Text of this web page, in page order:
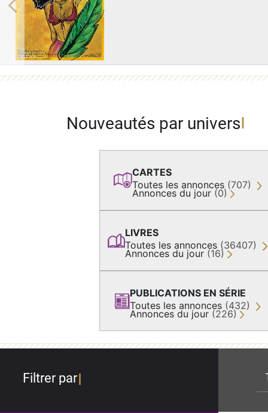
Previous
Nouveautés par univers
CARTES
Toutes les annonces (707)
Annonces du jour (0)
LIVRES
Toutes les annonces (36407)
Annonces du jour (16)
PUBLICATIONS EN SÉRIE
Toutes les annonces (432)
Annonces du jour (226)
Filtrer par